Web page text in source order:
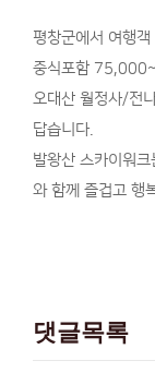
평창군에서 여행
중식포함
오대산 월정사/전
답습니다.
발왕산 스카이워
와 함께 즐겁고 행
댓글목록